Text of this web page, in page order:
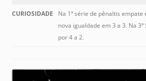
CURIOSIDADE
Na 1ª série de pênaltis empate
nova igualdade em 3 a 3. Na
por 4 a 2.